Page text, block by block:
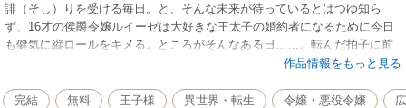
誹（そし）りを受ける毎日。と、そんな未来が待っているとはつゆ知ら
ず、16才の侯爵令嬢ルイーゼは大好きな王太子の婚約者になるために今日
も健気に縦ロールをキメる。ところがそんなある日……。転んだ拍子に前
世の記憶を取り戻したルイーゼは、自分が乙女ゲームの世界へ転生したこ
放される悲惨な未来が待っていることを理解したルイーゼは……。「それ
作品情報をもっと見る
完結 無料 王子様 異世界・転生 令嬢・悪役令嬢